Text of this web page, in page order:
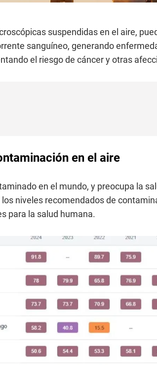
suspendidas en el aire,
sanguíneo, generando
el riesgo de cáncer y otras
en el aire
en el mundo, y preocupa la
niveles recomendados de
para la salud humana.